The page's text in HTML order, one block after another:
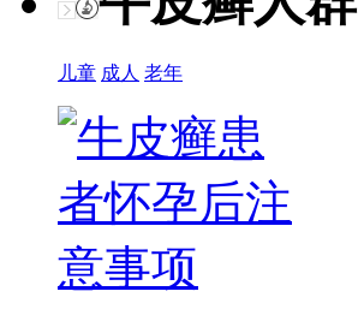
儿童 成人 老年